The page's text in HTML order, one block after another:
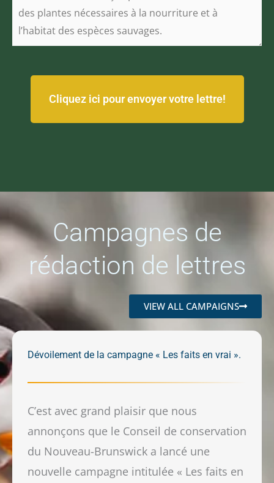
Campagnes de
rédaction de lettres
VIEW ALL CAMPAIGNS
Dévoilement de la campagne « Les faits en vrai ».
C’est avec grand plaisir que nous
annonçons que le Conseil de conservation
du Nouveau-Brunswick a lancé une
nouvelle campagne intitulée « Les faits en